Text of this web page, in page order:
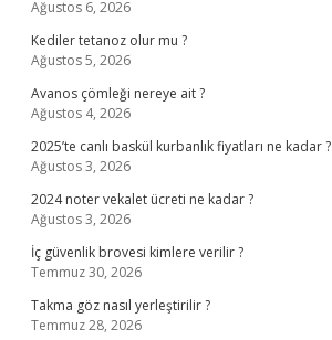
Ağustos 6, 2026
Kediler tetanoz olur mu ?
Ağustos 5, 2026
Avanos çömleği nereye ait ?
Ağustos 4, 2026
2025’te canlı baskül kurbanlık fiyatları ne kadar ?
Ağustos 3, 2026
2024 noter vekalet ücreti ne kadar ?
Ağustos 3, 2026
İç güvenlik brovesi kimlere verilir ?
Temmuz 30, 2026
Takma göz nasıl yerleştirilir ?
Temmuz 28, 2026